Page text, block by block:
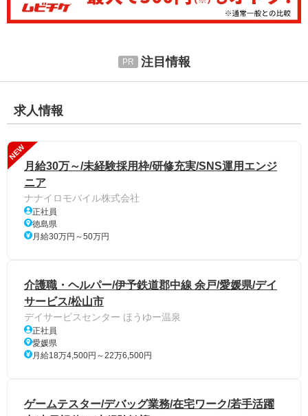
注目情報
求人情報
NEW
月給30万～/未経験採用枠/研修充実/SNS運用エンジ
ニア
ナナイロモバイル株式会社
正社員
徳島県
月給30万円～50万円
介護職・ヘルパー/伊予鉄道郡中線 余戸/愛媛県/デイ
サービス/松山市
デイサービスセンター ほうゆー温泉
正社員
愛媛県
月給18万4,500円～22万6,500円
ゲームテスター/デバッグ業務/在宅ワーク/若手活躍